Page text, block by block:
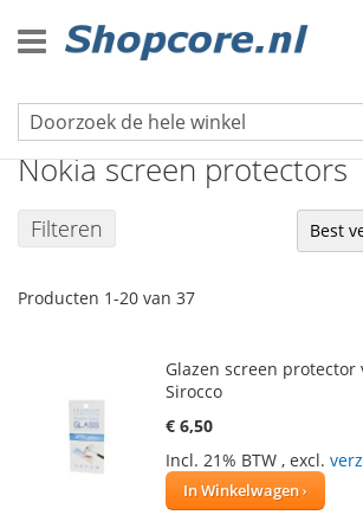
naar
de
Screen protectors voor mobiele telefoons
Nokia screen protectors
Filteren
Producten 1-20 van 37
Glazen screen protector
Sirocco
€ 6,50
Incl. 21% BTW , excl.
In Winkelwagen